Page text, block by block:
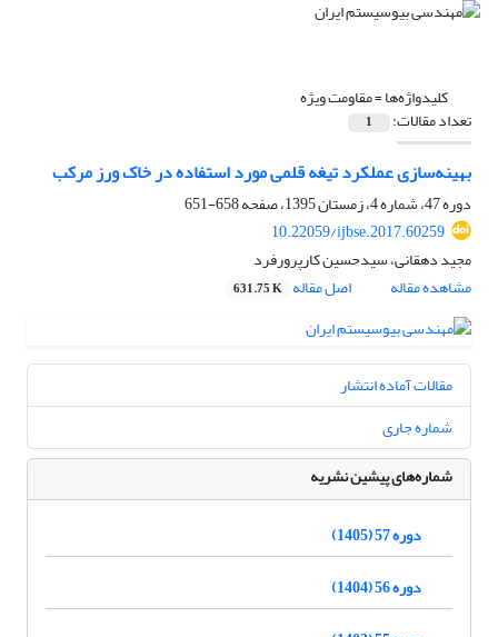
کلیدواژه‌ها =مقاومت ویژه
تعداد مقالات: 1
بهینه‌سازی عملکرد تیغه قلمی مورد استفاده در خاک ورز مرکب
دوره 47، شماره 4، زمستان 1395، صفحه
658-651
10.22059/ijbse.2017.60259
مجید دهقانی، سیدحسین کارپرورفرد
مشاهده مقاله
اصل مقاله 631.75 K
مقالات آماده انتشار
شماره جاری
شماره‌های پیشین نشریه
دوره 57 (1405)
دوره 56 (1404)